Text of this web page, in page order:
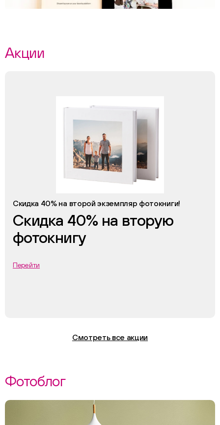
Акции
Скидка 40% на второй экземпляр фотокниги!
Скидка 40% на вторую
фотокнигу
Перейти
Смотреть все акции
Фотоблог